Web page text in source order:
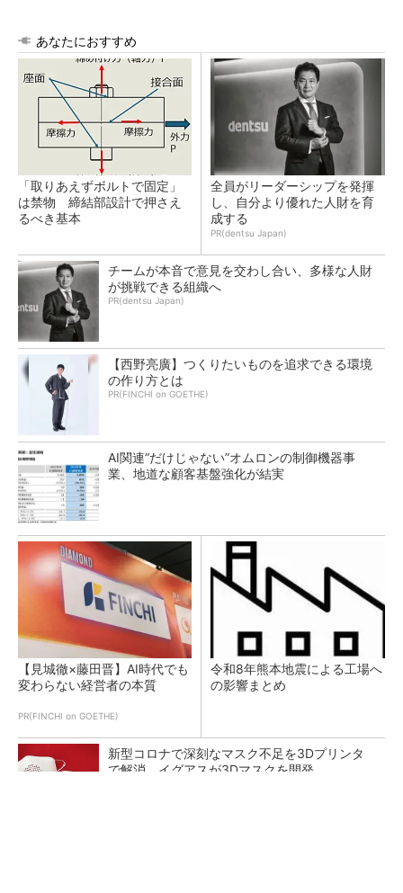
あなたにおすすめ
「取りあえずボルトで固定」
は禁物 締結部設計で押さえ
るべき基本
全員がリーダーシップを発揮
し、自分より優れた人財を育
成する
PR(dentsu Japan)
チームが本音で意見を交わし合い、多様な人財
が挑戦できる組織へ
PR(dentsu Japan)
【西野亮廣】つくりたいものを追求できる環境
の作り方とは
PR(FINCHI on GOETHE)
AI関連“だけじゃない”オムロンの制御機器事
業、地道な顧客基盤強化が結実
【見城徹×藤田晋】AI時代でも
変わらない経営者の本質
PR(FINCHI on GOETHE)
令和8年熊本地震による工場へ
の影響まとめ
新型コロナで深刻なマスク不足を3Dプリンタ
で解消、イグアスが3Dマスクを開発